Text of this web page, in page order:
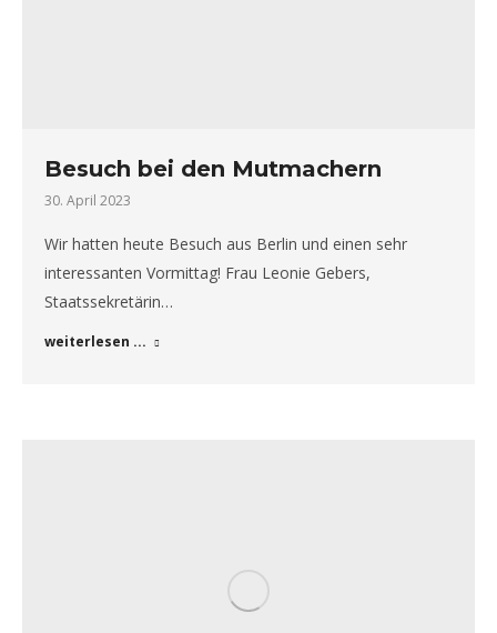
Besuch bei den Mutmachern
30. April 2023
Wir hatten heute Besuch aus Berlin und einen sehr
interessanten Vormittag! Frau Leonie Gebers,
Staatssekretärin…
weiterlesen ...